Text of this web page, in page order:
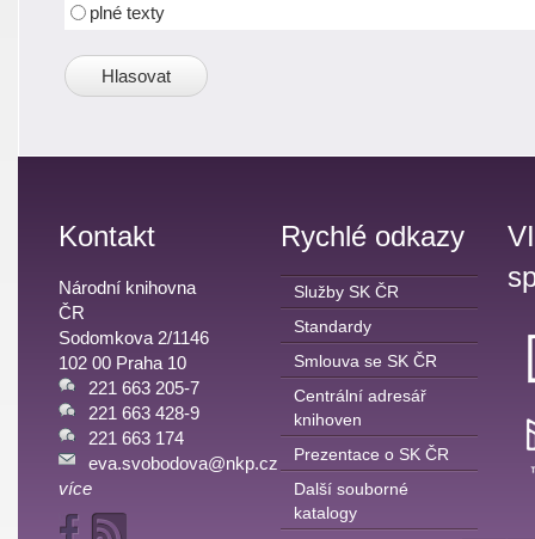
plné texty
Kontakt
Národní knihovna
ČR
Sodomkova 2/1146
102 00 Praha 10
221 663 205-7
221 663 428-9
221 663 174
eva.svobodova@nkp.cz
více
Rychlé odkazy
Služby SK ČR
Standardy
Smlouva se SK ČR
Centrální adresář
knihoven
Prezentace o SK ČR
Další souborné
katalogy